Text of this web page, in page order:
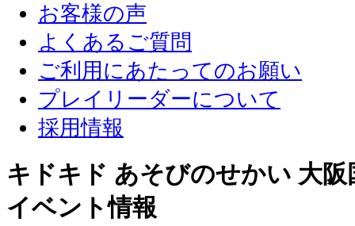
お客様の声
よくあるご質問
ご利用にあたってのお願い
プレイリーダーについて
採用情報
キドキド あそびのせかい 大阪
イベント情報